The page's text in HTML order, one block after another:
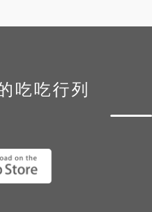
吃吃行列